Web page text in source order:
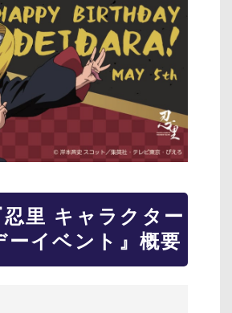
忍里 キャラクター
ーイベント』概要